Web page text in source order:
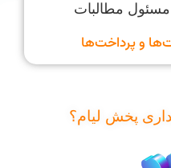
مطالبات
و پرداخت‌ها
پخش لیام؟